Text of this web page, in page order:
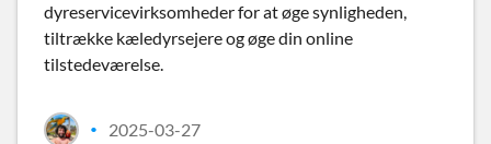
dyreservicevirksomheder for at øge synligheden,
tiltrække kæledyrsejere og øge din online
tilstedeværelse.
• 2025-03-27